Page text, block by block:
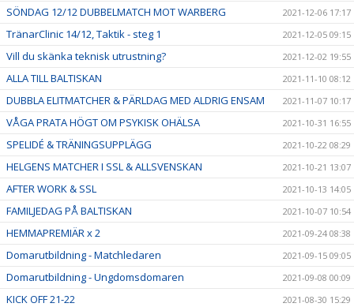
SÖNDAG 12/12 DUBBELMATCH MOT WARBERG 2021-12-06 17:17
TränarClinic 14/12, Taktik - steg 1 2021-12-05 09:15
Vill du skänka teknisk utrustning? 2021-12-02 19:55
ALLA TILL BALTISKAN 2021-11-10 08:12
DUBBLA ELITMATCHER & PÄRLDAG MED ALDRIG ENSAM 2021-11-07 10:17
VÅGA PRATA HÖGT OM PSYKISK OHÄLSA 2021-10-31 16:55
SPELIDÉ & TRÄNINGSUPPLÄGG 2021-10-22 08:29
HELGENS MATCHER I SSL & ALLSVENSKAN 2021-10-21 13:07
AFTER WORK & SSL 2021-10-13 14:05
FAMILJEDAG PÅ BALTISKAN 2021-10-07 10:54
HEMMAPREMIÄR x 2 2021-09-24 08:38
Domarutbildning - Matchledaren 2021-09-15 09:05
Domarutbildning - Ungdomsdomaren 2021-09-08 00:09
KICK OFF 21-22 2021-08-30 15:29